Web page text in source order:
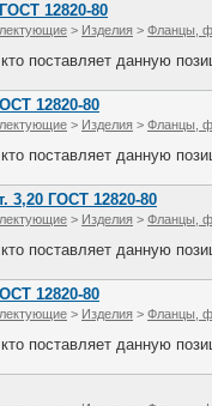
12820-80
> Изделия > Фланцы,
поставляет данную
12820-80
> Изделия > Фланцы,
поставляет данную
3,20 ГОСТ 12820-80
> Изделия > Фланцы,
поставляет данную
12820-80
> Изделия > Фланцы,
поставляет данную